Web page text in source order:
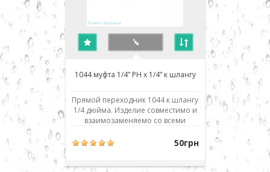
1044 муфта 1/4” РН x 1/4” к шлангу
Прямой переходник 1044 к шлангу
1/4 дюйма. Изделие совместимо и
взаимозаменяемо со всеми
фильтрами обратного осмоса
любых производителей: Aquafilter,
50грн